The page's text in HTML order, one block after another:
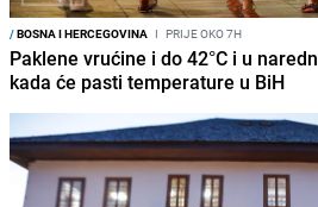
/BOSNA I HERCEGOVINA I PRIJE OKO 7H
Paklene vrućine i do 42°C i u
kada će pasti temperature u BiH